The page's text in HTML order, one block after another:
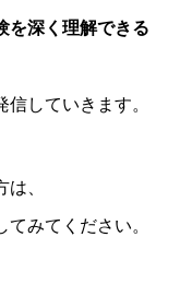
を深く理解できる
していきます。
、
みてください。